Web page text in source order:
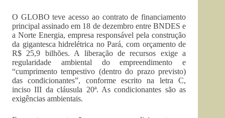
O GLOBO teve acesso ao contrato de financiamento
principal assinado em 18 de dezembro entre BNDES e
a Norte Energia, empresa responsável pela construção
da gigantesca hidrelétrica no Pará, com orçamento de
R$ 25,9 bilhões. A liberação de recursos exige a
regularidade ambiental do empreendimento e
“cumprimento tempestivo (dentro do prazo previsto)
das condicionantes”, conforme escrito na letra C,
inciso III da cláusula 20ª. As condicionantes são as
exigências ambientais.